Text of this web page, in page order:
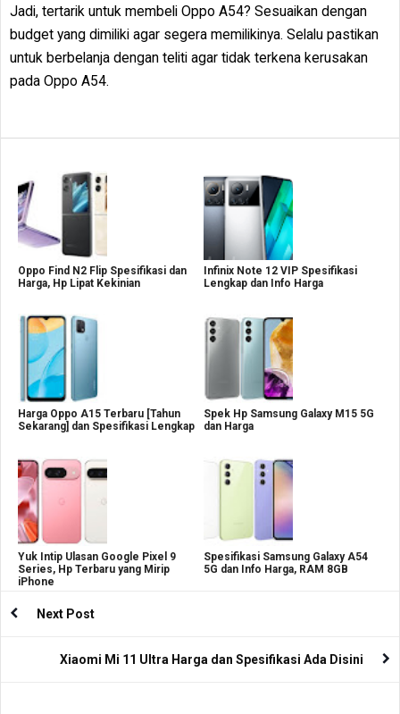
Jadi, tertarik untuk membeli Oppo A54? Sesuaikan dengan
budget yang dimiliki agar segera memilikinya. Selalu pastikan
untuk berbelanja dengan teliti agar tidak terkena kerusakan
pada Oppo A54.
Oppo Find N2 Flip Spesifikasi dan
Harga, Hp Lipat Kekinian
Infinix Note 12 VIP Spesifikasi
Lengkap dan Info Harga
Harga Oppo A15 Terbaru [Tahun
Sekarang] dan Spesifikasi Lengkap
Spek Hp Samsung Galaxy M15 5G
dan Harga
Yuk Intip Ulasan Google Pixel 9
Series, Hp Terbaru yang Mirip
iPhone
Spesifikasi Samsung Galaxy A54
5G dan Info Harga, RAM 8GB
Next Post
Xiaomi Mi 11 Ultra Harga dan Spesifikasi Ada Disini